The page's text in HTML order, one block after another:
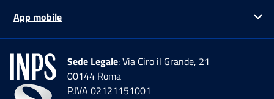
App mobile
Sede Legale: Via Ciro il Grande, 21
00144 Roma
P.IVA 02121151001